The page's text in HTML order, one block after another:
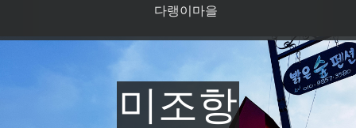
다랭이마을
미조항